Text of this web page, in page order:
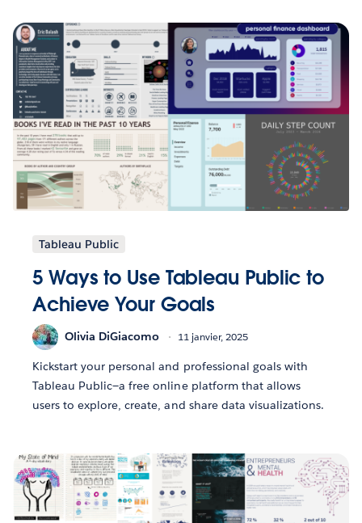
Tableau Public
5 Ways to Use Tableau Public to
Achieve Your Goals
Olivia DiGiacomo 11 janvier, 2025
Kickstart your personal and professional goals with
Tableau Public—a free online platform that allows
users to explore, create, and share data visualizations.